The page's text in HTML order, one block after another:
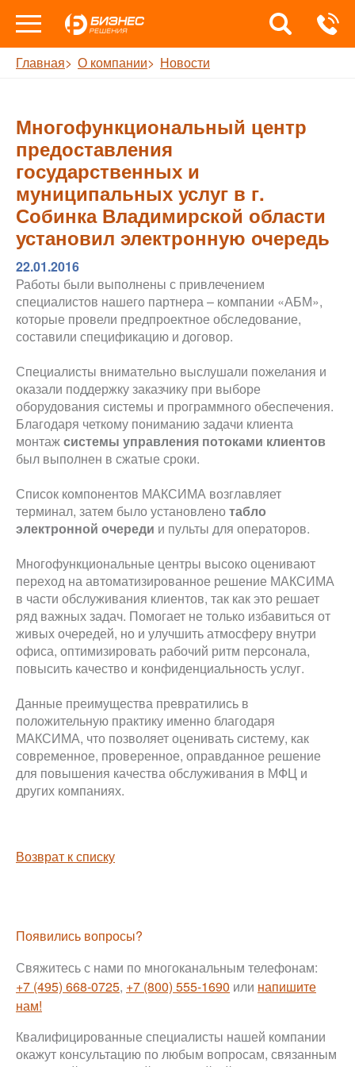
Главная О компании Новости
Многофункциональный центр
предоставления
государственных и
муниципальных услуг в г.
Собинка Владимирской области
установил электронную очередь
22.01.2016
Работы были выполнены с привлечением
специалистов нашего партнера – компании «АБМ»,
которые провели предпроектное обследование,
составили спецификацию и договор.
Специалисты внимательно выслушали пожелания и
оказали поддержку заказчику при выборе
оборудования системы и программного обеспечения.
Благодаря четкому пониманию задачи клиента
монтажсистемы управления потоками клиентов
был выполнен в сжатые сроки.
Список компонентов МАКСИМА возглавляет
терминал, затем было установленотабло
электронной очереди и пульты для операторов.
Многофункциональные центры высоко оценивают
переход на автоматизированное решение МАКСИМА
в части обслуживания клиентов, так как это решает
ряд важных задач. Помогает не только избавиться от
живых очередей, но и улучшить атмосферу внутри
офиса, оптимизировать рабочий ритм персонала,
повысить качество и конфиденциальность услуг.
Данные преимущества превратились в
положительную практику именно благодаря
МАКСИМА, что позволяет оценивать систему, как
современное, проверенное, оправданное решение
для повышения качества обслуживания в МФЦ и
других компаниях.
Возврат к списку
Появились вопросы?
Свяжитесь с нами по многоканальным телефонам:
+7 (495) 668-0725, +7 (800) 555-1690 или напишите
нам!
Квалифицированные специалисты нашей компании
окажут консультацию по любым вопросам, связанным